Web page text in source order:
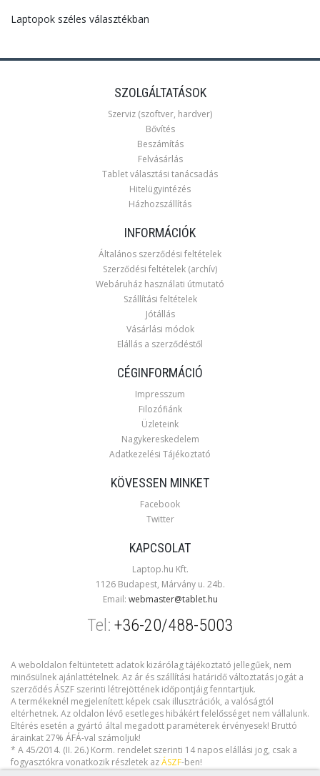
Laptopok széles választékban
SZOLGÁLTATÁSOK
Szerviz (szoftver, hardver)
Bővítés
Beszámítás
Felvásárlás
Tablet választási tanácsadás
Hitelügyintézés
Házhozszállítás
INFORMÁCIÓK
Általános szerződési feltételek
Szerződési feltételek (archív)
Webáruház használati útmutató
Szállítási feltételek
Jótállás
Vásárlási módok
Elállás a szerződéstől
CÉGINFORMÁCIÓ
Impresszum
Filozófiánk
Üzleteink
Nagykereskedelem
Adatkezelési Tájékoztató
KÖVESSEN MINKET
Facebook
Twitter
KAPCSOLAT
Laptop.hu Kft.
1126 Budapest, Márvány u. 24b.
Email: webmaster@tablet.hu
Tel: +36-20/488-5003
A weboldalon feltüntetett adatok kizárólag tájékoztató jellegűek, nem
minősülnek ajánlattételnek. Az ár és szállítási határidő változtatás jogát a
szerződés ÁSZF szerinti létrejöttének időpontjáig fenntartjuk.
A termékeknél megjelenített képek csak illusztrációk, a valóságtól
eltérhetnek. Az oldalon lévő esetleges hibákért felelősséget nem vállalunk.
Eltérés esetén a gyártó által megadott paraméterek érvényesek! Bruttó
árainkat 27% ÁFÁ-val számoljuk!
* A 45/2014. (II. 26.) Korm. rendelet szerinti 14 napos elállási jog, csak a
fogyasztókra vonatkozik részletek azÁSZF-ben!